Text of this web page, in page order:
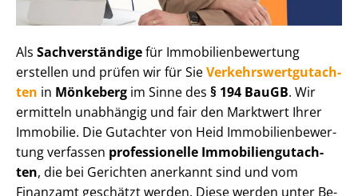
Als Sachverständigefür Im­mo­bi­li­en­be­wer­tung
erstellen und prüfen wir für SieVer­kehrs­wert­gut­ach­
ten in Mönkeberg im Sinne des § 194 BauGB. Wir
ermitteln unabhängig und fair den Marktwert Ihrer
Immobilie. Die Gutachter von Heid Im­mo­bi­li­en­be­wer­
tung verfassen professionelle Im­mo­bi­li­en­gut­ach­
ten, die bei Gerichten anerkannt sind und vom
Finanzamt geschätzt werden. Diese werden unter Be­